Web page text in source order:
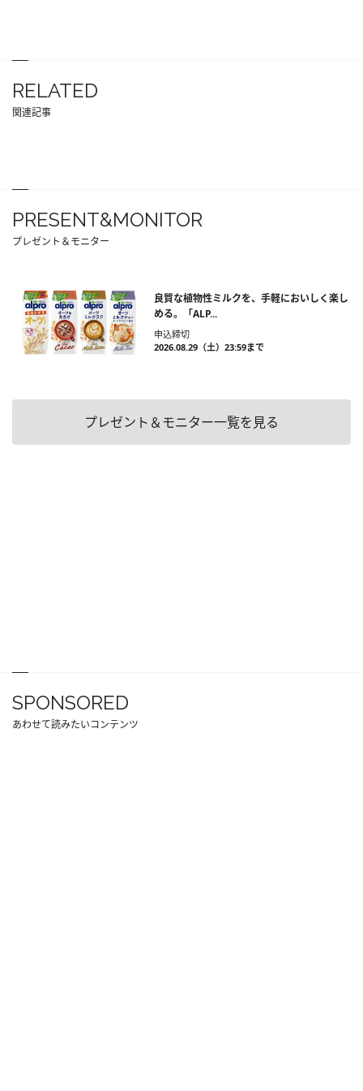
RELATED
関連記事
PRESENT&MONITOR
プレゼント＆モニター
良質な植物性ミルクを、手軽においしく楽し
める。「ALP...
申込締切
2026.08.29（土）23:59まで
プレゼント＆モニター一覧を見る
SPONSORED
あわせて読みたいコンテンツ